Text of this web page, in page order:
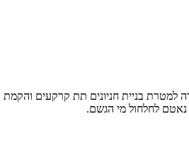
למטרת בניית חניונים תת קרקעים והקמת
נאטם לחלחול מי הגשם.